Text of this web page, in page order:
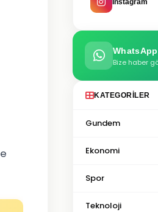
Bize haber
KATEGORILER
Gundem
Ekonomi
Spor
Teknoloji